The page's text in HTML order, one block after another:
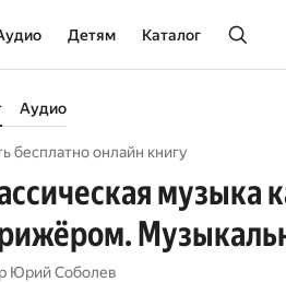
Детям Каталог
Аудио
бесплатно онлайн книгу
музыка
Юрий Соболев